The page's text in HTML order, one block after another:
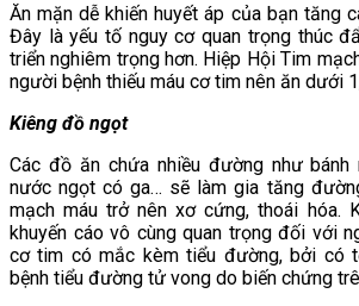
Ăn mặn dễ khiến huyết áp của bạn tăng
Đây là yếu tố nguy cơ quan trọng thúc
triển nghiêm trọng hơn. Hiệp Hội Tim
người bệnh thiếu máu cơ tim nên ăn dưới
Kiêng đồ ngọt
Các đồ ăn chứa nhiều đường như
nước ngọt có ga… sẽ làm gia tăng
mạch máu trở nên xơ cứng, thoái hóa.
khuyến cáo vô cùng quan trọng đối với
cơ tim có mắc kèm tiểu đường, bởi có
bệnh tiểu đường tử vong do biến chứng